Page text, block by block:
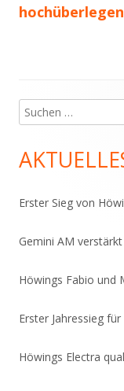
Haupt-
Suchen
nach:
Erster Sieg von
Gemini AM
Höwings Fabio und
Erster Jahressieg
Höwings Electra